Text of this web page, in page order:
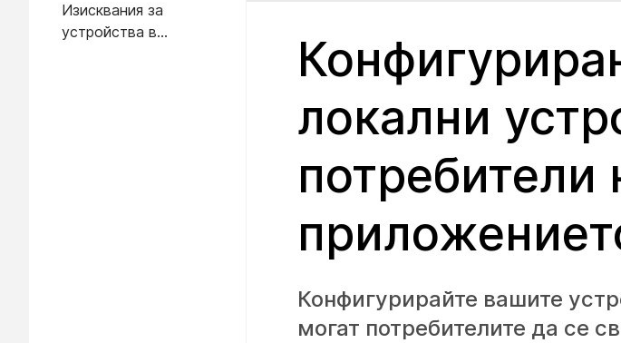
свързващи се с Cisco
Webex облак за
Изисквания за
устройства в
локални
потребители
Конфигурирайте вашите
могат потребителите да се